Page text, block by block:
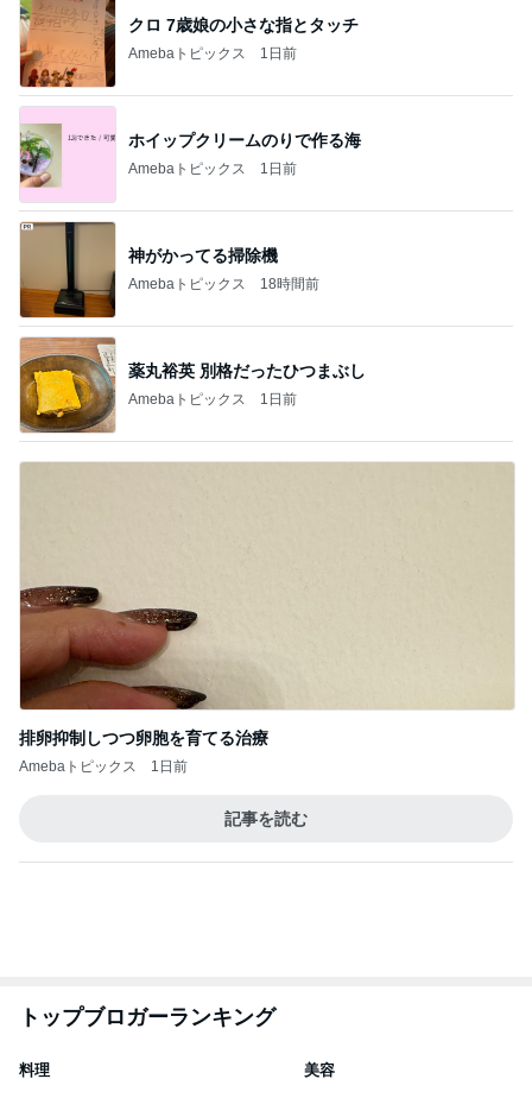
クロ 7歳娘の小さな指とタッチ
Amebaトピックス 1日前
ホイップクリームのりで作る海
Amebaトピックス 1日前
神がかってる掃除機
Amebaトピックス 18時間前
薬丸裕英 別格だったひつまぶし
Amebaトピックス 1日前
排卵抑制しつつ卵胞を育てる治療
Amebaトピックス 1日前
記事を読む
トップブロガーランキング
料理 美容